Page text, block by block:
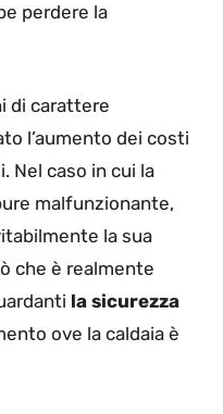
perdere la
di carattere
l’aumento dei costi
Nel caso in cui la
malfunzionante,
la sua
che è realmente
la sicurezza
ove la caldaia è